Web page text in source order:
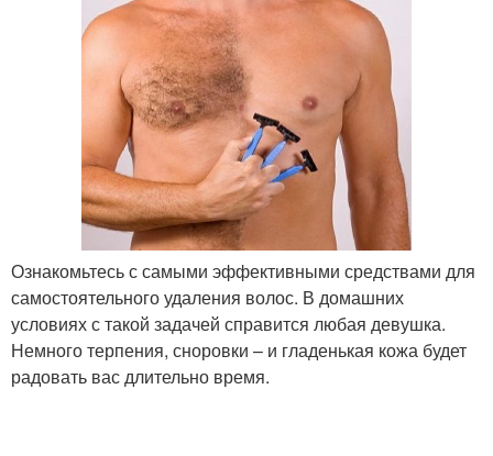
Ознакомьтесь с самыми эффективными средствами для
самостоятельного удаления волос. В домашних
условиях с такой задачей справится любая девушка.
Немного терпения, сноровки – и гладенькая кожа будет
радовать вас длительно время.